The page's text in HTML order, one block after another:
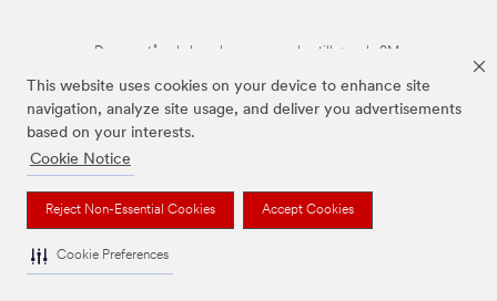
This website uses cookies on your device to enhance site
navigation, analyze site usage, and deliver you advertisements
based on your interests.
Cookie Notice
Reject Non-Essential Cookies Accept Cookies
Cookie Preferences
De ovenstående brands er varemærker tilhørende 3M.